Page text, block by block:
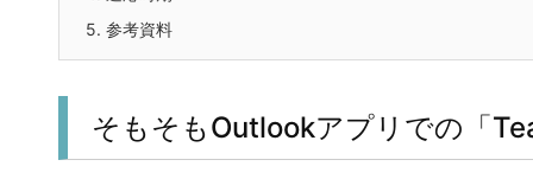
5. 参考資料
そもそもOutlookアプリでの「